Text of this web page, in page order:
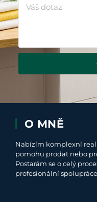
O MNĚ
Nabízím komplexní
pomohu prodat nebo
Postarám se o celý
profesionální